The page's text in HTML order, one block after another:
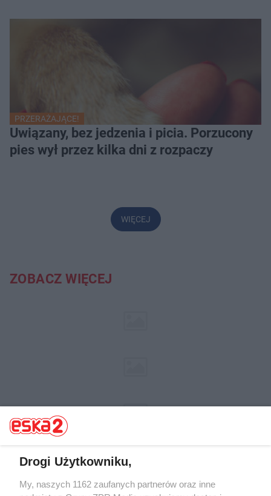
PRZERAŻAJĄCE!
Uwiązany, bez jedzenia i picia. Porzucony
pies wył przez kilka dni z rozpaczy
WIĘCEJ
ZOBACZ WIĘCEJ
Drogi Użytkowniku,
My, naszych 1162 zaufanych partnerów oraz inne